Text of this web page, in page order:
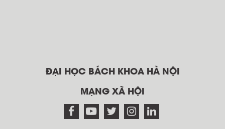
ĐẠI HỌC BÁCH KHOA HÀ NỘI
MẠNG XÃ HỘI